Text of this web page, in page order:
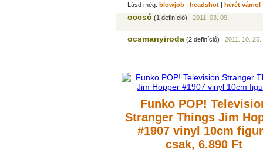
Lásd még: blowjob | headshot | herét vámol
occsó (1 definíció) | 2011. 03. 09.
ocsmanyiroda (2 definíció) | 2011. 10. 25.
Funko POP!
Stranger Things Jim
#1907 vinyl 10cm
csak, 6.890 Ft